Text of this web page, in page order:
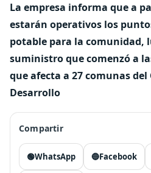
La empresa informa que a
estarán operativos los
potable para la comunidad,
suministro que comenzó a
que afecta a 27 comunas
Desarrollo
Compartir
🟢WhatsApp 🔵Facebook